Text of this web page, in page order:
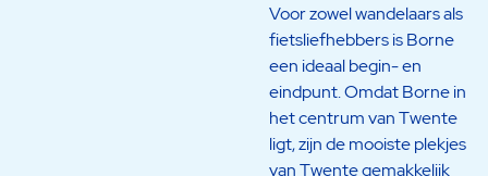
Voor zowel wandelaars als
fietsliefhebbers is Borne
een ideaal begin- en
eindpunt. Omdat Borne in
het centrum van Twente
ligt, zijn de mooiste plekjes
van Twente gemakkelijk